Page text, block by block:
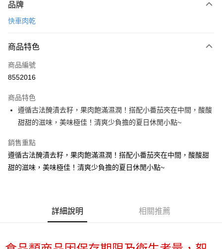
信用卡一次付款
Apple Pay
街口支付
Google Pay
全盈+PAY
大哥付你分期
相關說明
1.本服務由台灣大哥大提供，台灣大哥大用戶可立即使用無須另外申請。
3.實際核准額度、可分期數及費用金額請依後續交易確認頁面所載為準。
4.訂單成立30分鐘內，如未前往確認交易或遇審核未通過，訂單將自動取
消。如遇「轉專審核」未通過狀況，表示未達大哥付你分期系統評分，恕無
【繳款方式說明】
AFTEE先享後付
品牌
快車肉乾
商品特色
商品編號
8552016
商品特色
遵循古法醃漬去籽，果肉飽滿濕潤！搭配小番茄夾在中間，酸酸
甜甜的滋味，美味極佳！清爽少負擔的夏日休閒小點~
銷售重點
遵循古法醃漬去籽，果肉飽滿濕潤！搭配小番茄夾在中間，酸酸甜
甜的滋味，美味極佳！清爽少負擔的夏日休閒小點~
詳細說明 相關推薦